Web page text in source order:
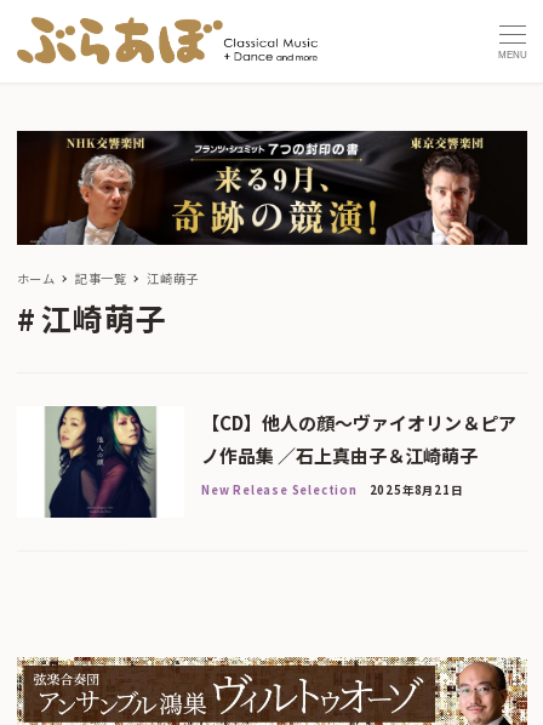
MENU
ホーム 記事一覧 江崎萌子
江崎萌子
【CD】他人の顔～ヴァイオリン＆ピア
ノ作品集 ／石上真由子＆江崎萌子
New Release Selection 2025年8月21日